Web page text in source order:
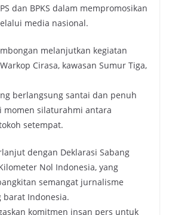
dan BPKS dalam mempromosikan
media nasional.
melanjutkan kegiatan
Cirasa, kawasan Sumur Tiga,
berlangsung santai dan penuh
momen silaturahmi antara
setempat.
dengan Deklarasi Sabang
Nol Indonesia, yang
semangat jurnalisme
Indonesia.
komitmen insan pers untuk